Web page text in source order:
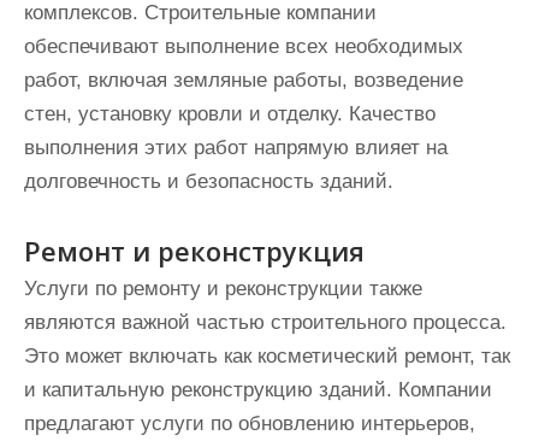
комплексов. Строительные компании
обеспечивают выполнение всех необходимых
работ, включая земляные работы, возведение
стен, установку кровли и отделку. Качество
выполнения этих работ напрямую влияет на
долговечность и безопасность зданий.
Ремонт и реконструкция
Услуги по ремонту и реконструкции также
являются важной частью строительного процесса.
Это может включать как косметический ремонт, так
и капитальную реконструкцию зданий. Компании
предлагают услуги по обновлению интерьеров,